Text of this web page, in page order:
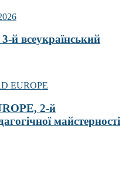
всеукраїнський
2-й
майстерності